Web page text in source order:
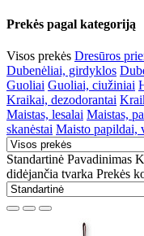
Prekės pagal kategoriją
Visos prekės Dresūros
Dubenėliai, girdyklos
Guoliai Guoliai, ciužiniai
Kraikai, dezodorantai
Maistas, lesalai Maistas,
skanėstai Maisto papildai,
Standartinė Pavadinimas
didėjančia tvarka Prekės